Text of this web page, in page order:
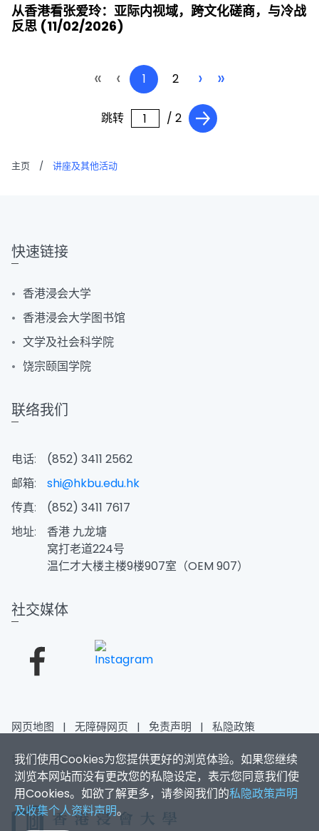
从香港看张爱玲：亚际内视域，跨文化磋商，与冷战
反思 (11/02/2026)
« ‹ 1 2 › »
跳转 / 2
主页 / 讲座及其他活动
我们使用Cookies为您提供更好的浏览体验。如果您继续
浏览本网站而没有更改您的私隐设定，表示您同意我们使
用Cookies。如欲了解更多，请参阅我们的私隐政策声明
及收集个人资料声明。
快速链接
香港浸会大学
香港浸会大学图书馆
文学及社会科学院
饶宗颐国学院
联络我们
电话:
(852) 3411 2562
邮箱:
shi@hkbu.edu.hk
传真:
(852) 3411 7617
地址:
香港 九龙塘
窝打老道224号
温仁才大楼主楼9楼907室（OEM 907）
社交媒体
网页地图 | 无障碍网页 | 免责声明 | 私隐政策
香港浸会大学 版权所有 © 2026